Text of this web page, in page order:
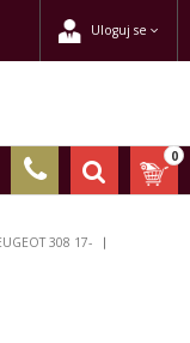
Uloguj se
0
308 17-